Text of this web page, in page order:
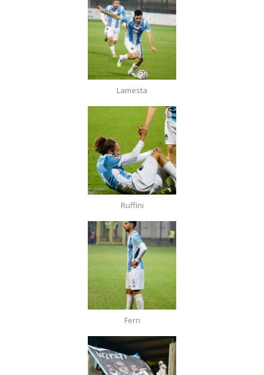
Lamesta
Ruffini
Ferri